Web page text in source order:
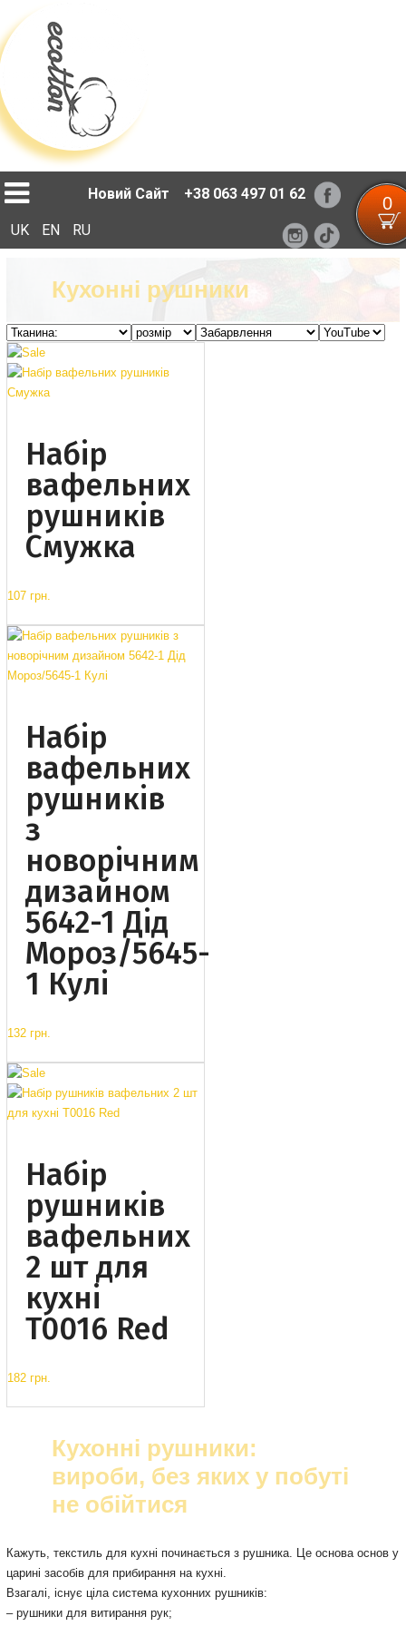
Новий Сайт +38 063 497 01 62 0
UK EN RU
Кухонні рушники
Набір
вафельних
рушників
Смужка
107 грн.
Набір
вафельних
рушників
з
новорічним
дизайном
5642-1 Дід
Мороз/5645-
1 Кулі
132 грн.
Набір
рушників
вафельних
2 шт для
кухні
T0016 Red
182 грн.
Кухонні рушники:
вироби, без яких у побуті
не обійтися
Кажуть, текстиль для кухні починається з рушника. Це основа основ у
царині засобів для прибирання на кухні.
Взагалі, існує ціла система кухонних рушників:
– рушники для витирання рук;